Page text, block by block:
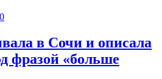
0
в Сочи и описала
фразой «больше